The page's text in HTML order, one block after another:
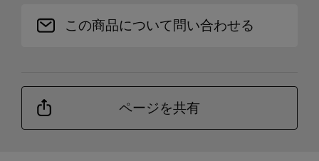
この商品について問い合わせる
ページを共有